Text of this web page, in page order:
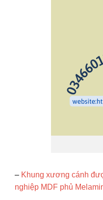
– Khung xương cánh
nghiệp MDF phủ